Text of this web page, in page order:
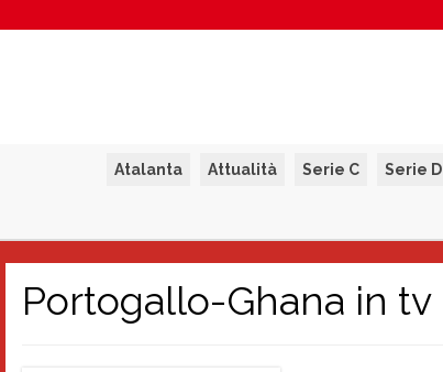
Atalanta Attualità Serie C Serie D
Portogallo-Ghana in tv